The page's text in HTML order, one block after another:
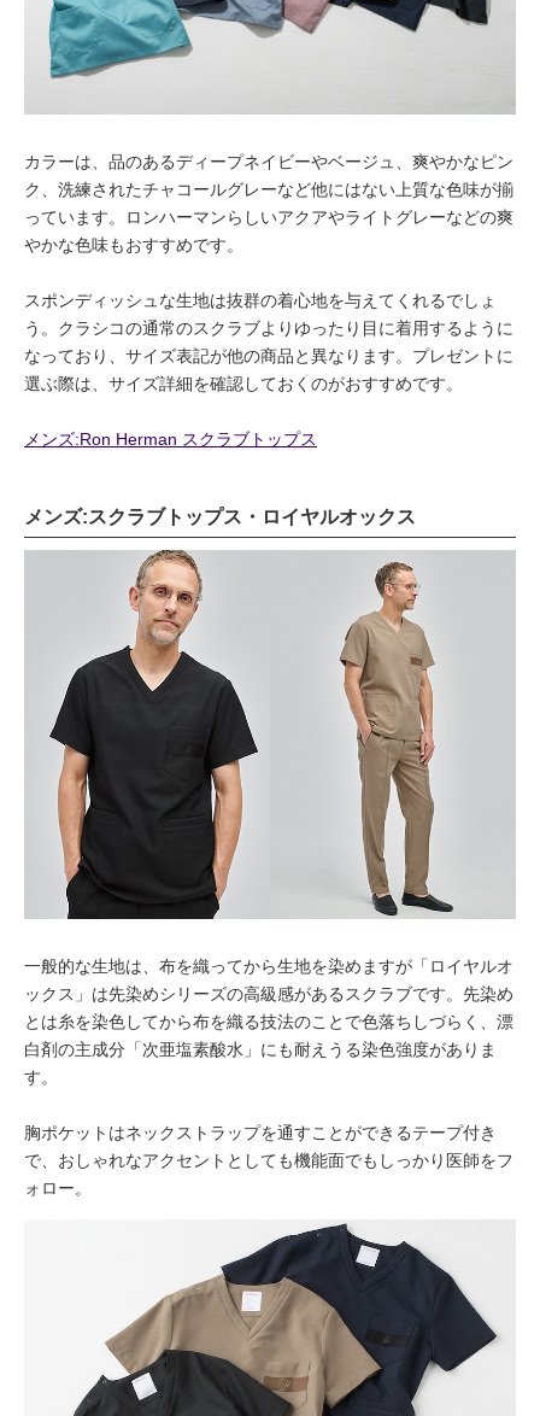
カラーは、品のあるディープネイビーやベージュ、爽やかなピン
ク、洗練されたチャコールグレーなど他にはない上質な色味が揃
っています。ロンハーマンらしいアクアやライトグレーなどの爽
やかな色味もおすすめです。
スポンディッシュな生地は抜群の着心地を与えてくれるでしょ
う。クラシコの通常のスクラブよりゆったり目に着用するように
なっており、サイズ表記が他の商品と異なります。プレゼントに
選ぶ際は、サイズ詳細を確認しておくのがおすすめです。
メンズ:Ron Herman スクラブトップス
メンズ:スクラブトップス・ロイヤルオックス
一般的な生地は、布を織ってから生地を染めますが「ロイヤルオ
ックス」は先染めシリーズの高級感があるスクラブです。先染め
とは糸を染色してから布を織る技法のことで色落ちしづらく、漂
白剤の主成分「次亜塩素酸水」にも耐えうる染色強度がありま
す。
胸ポケットはネックストラップを通すことができるテープ付き
で、おしゃれなアクセントとしても機能面でもしっかり医師をフ
ォロー。